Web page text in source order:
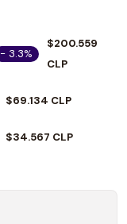
- 3.3%
$200.559
CLP
$69.134 CLP
$34.567 CLP